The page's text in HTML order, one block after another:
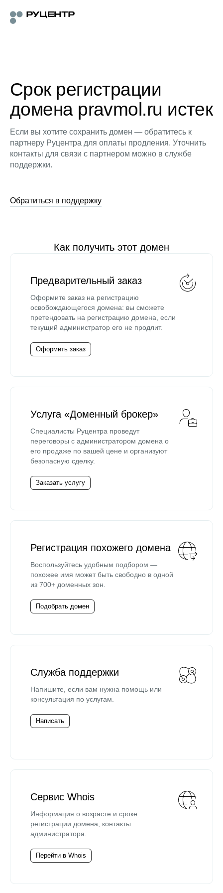
Срок регистрации
домена pravmol.ru истек
Если вы хотите сохранить домен — обратитесь к
партнеру Руцентра для оплаты продления. Уточнить
контакты для связи с партнером можно в службе
поддержки.
Обратиться в поддержку
Как получить этот домен
Предварительный заказ
Оформите заказ на регистрацию
освобождающегося домена: вы сможете
претендовать на регистрацию домена, если
текущий администратор его не продлит.
Оформить заказ
Услуга «Доменный брокер»
Специалисты Руцентра проведут
переговоры с администратором домена о
его продаже по вашей цене и организуют
безопасную сделку.
Заказать услугу
Регистрация похожего домена
Воспользуйтесь удобным подбором —
похожее имя может быть свободно в одной
из 700+ доменных зон.
Подобрать домен
Служба поддержки
Напишите, если вам нужна помощь или
консультация по услугам.
Написать
Сервис Whois
Информация о возрасте и сроке
регистрации домена, контакты
администратора.
Перейти в Whois